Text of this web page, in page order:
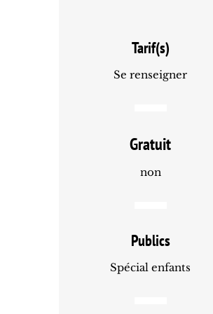
Tarif(s)
Se renseigner
Gratuit
non
Publics
Spécial enfants